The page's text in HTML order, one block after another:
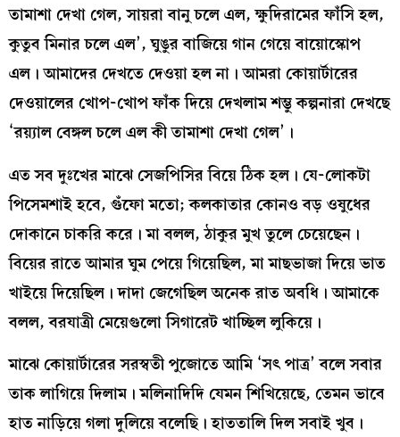
তামাশা দেখা গেল, সায়রা বানু চলে এল, ক্ষুদিরামের ফাঁসি হল,
কুতুব মিনার চলে এল’, ঘুঙুর বাজিয়ে গান গেয়ে বায়োস্কোপ
এল। আমাদের দেখতে দেওয়া হল না। আমরা কোয়ার্টারের
দেওয়ালের খোপ-খোপ ফাঁক দিয়ে দেখলাম শম্ভু কল্পনারা দেখছে
‘রয়্যাল বেঙ্গল চলে এল কী তামাশা দেখা গেল’।
এত সব দুঃখের মাঝে সেজপিসির বিয়ে ঠিক হল। যে-লোকটা
পিসেমশাই হবে, গুঁফো মতো; কলকাতার কোনও বড় ওষুধের
দোকানে চাকরি করে। মা বলল, ঠাকুর মুখ তুলে চেয়েছেন।
বিয়ের রাতে আমার ঘুম পেয়ে গিয়েছিল, মা মাছভাজা দিয়ে ভাত
খাইয়ে দিয়েছিল। দাদা জেগেছিল অনেক রাত অবধি। আমাকে
বলল, বরযাত্রী মেয়েগুলো সিগারেট খাচ্ছিল লুকিয়ে।
মাঝে কোয়ার্টারের সরস্বতী পুজোতে আমি ‘সৎ পাত্র’ বলে সবার
তাক লাগিয়ে দিলাম। মলিনাদিদি যেমন শিখিয়েছে, তেমন ভাবে
হাত নাড়িয়ে গলা দুলিয়ে বলেছি। হাততালি দিল সবাই খুব।